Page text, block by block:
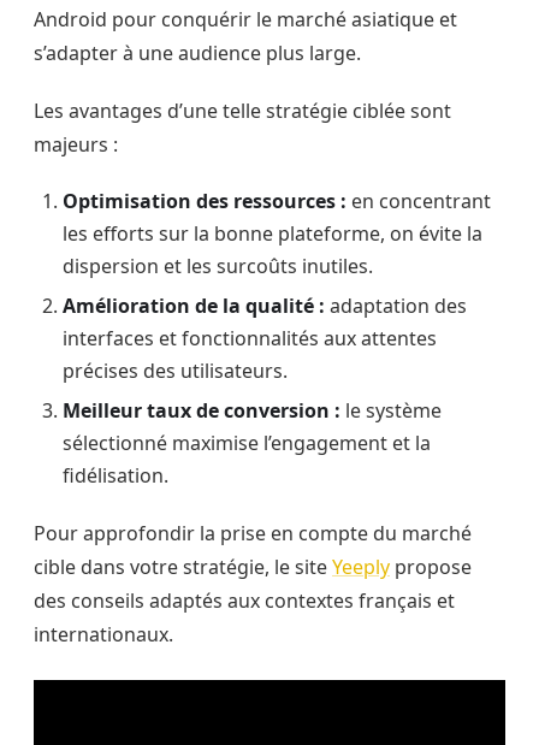
Android pour conquérir le marché asiatique et
s’adapter à une audience plus large.
Les avantages d’une telle stratégie ciblée sont
majeurs :
Optimisation des ressources : en concentrant
les efforts sur la bonne plateforme, on évite la
dispersion et les surcoûts inutiles.
Amélioration de la qualité : adaptation des
interfaces et fonctionnalités aux attentes
précises des utilisateurs.
Meilleur taux de conversion : le système
sélectionné maximise l’engagement et la
fidélisation.
Pour approfondir la prise en compte du marché
cible dans votre stratégie, le siteYeeply propose
des conseils adaptés aux contextes français et
internationaux.